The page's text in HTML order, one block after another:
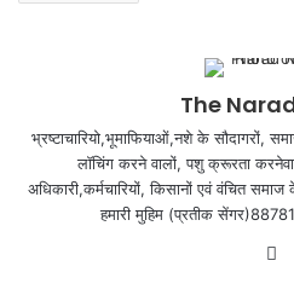
The
भ्रष्टाचारियो,भूमाफियाओं,नशे के सौदागरों,
लॉचिंग करने वालों, पशु क्रूरता
अधिकारी,कर्मचारियों, किसानों एवं वंचित
हमारी मुहिम (प्रतीक